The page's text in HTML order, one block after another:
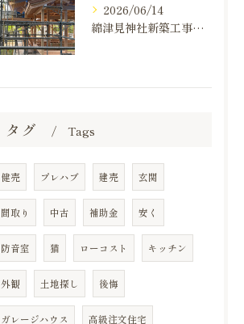
2026/06/14
綿津見神社新築工事の建て方状況のお知らせ
タグ Tags
健売 プレハブ 建売 玄関
間取り 中古 補助金 安く
防音室 猫 ローコスト キッチン
外観 土地探し 後悔
ガレージハウス 高級注文住宅